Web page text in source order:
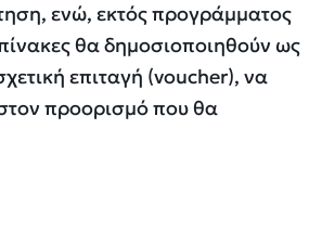
ενώ, εκτός προγράμματος
θα δημοσιοποιηθούν ως
επιταγή (voucher), να
προορισμό που θα